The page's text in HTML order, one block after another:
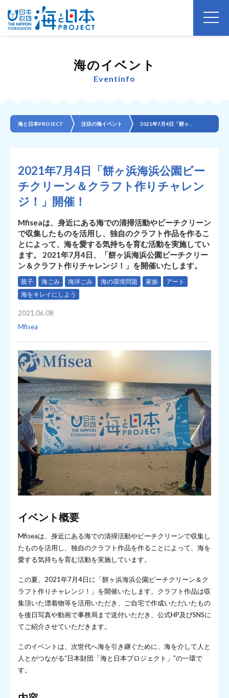
海のイベント
Eventinfo
海と日本PROJECT 注目の海イベント
2021年7月4日「餅ヶ浜海浜公園ビー
チクリーン＆クラフト作りチャレン
ジ！」開催！
Mfiseaは、身近にある海での清掃活動やビーチクリーン
で収集したものを活用し、独自のクラフト作品を作るこ
とによって、海を愛する気持ちを育む活動を実施してい
ます。 2021年7月4日、「餅ヶ浜海浜公園ビーチクリー
ン＆クラフト作りチャレンジ！」を開催いたします。
親子 海ごみ 海洋ごみ 海の環境問題 家族
アート
海をキレイにしよう
2021.06.08
Mfisea
イベント概要
Mfiseaは、身近にある海での清掃活動やビーチクリーンで収集し
たものを活用し、独自のクラフト作品を作ることによって、海を
愛する気持ちを育む活動を実施しています。
この夏、2021年7月4日に「餅ヶ浜海浜公園ビーチクリーン＆ク
ラフト作りチャレンジ！」を開催いたします。クラフト作品は収
集頂いた漂着物等を活用いただき、ご自宅で作成いただいたもの
を後日写真や動画で事務局まで送付いただき、公式HP及びSNSに
てご紹介させていただきます。
このイベントは、次世代へ海を引き継ぐために、海を介して人と
人とがつながる“日本財団「海と日本プロジェクト」”の一環で
す。